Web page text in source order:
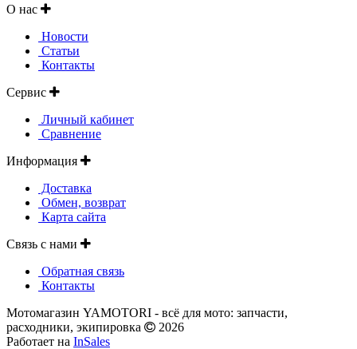
О нас
Новости
Статьи
Контакты
Сервис
Личный кабинет
Сравнение
Информация
Доставка
Обмен, возврат
Карта сайта
Связь с нами
Обратная связь
Контакты
Мотомагазин YAMOTORI - всё для мото: запчасти,
расходники, экипировка
2026
Работает на InSales